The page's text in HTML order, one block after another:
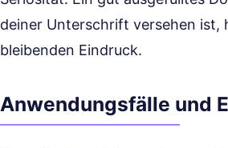
deiner Unterschrift versehen ist,
bleibenden Eindruck.
Anwendungsfälle und